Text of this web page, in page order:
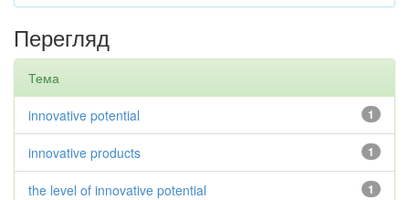
Перегляд
Тема
1
innovative potential
1
innovative products
1
the level of innovative potential